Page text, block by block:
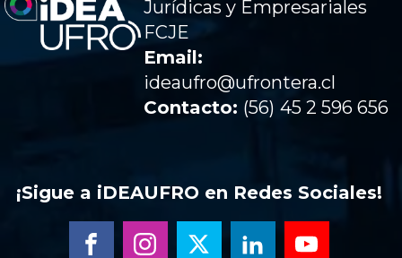
Jurídicas y Empresariales
FCJE
Email:
ideaufro@ufrontera.cl
Contacto: (56) 45 2 596 656
¡Sigue a iDEAUFRO en Redes Sociales!